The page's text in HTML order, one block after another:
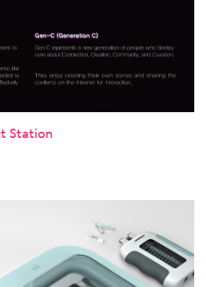
Station